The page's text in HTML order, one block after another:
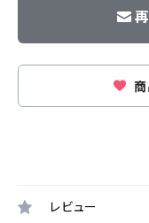
商
レビュー